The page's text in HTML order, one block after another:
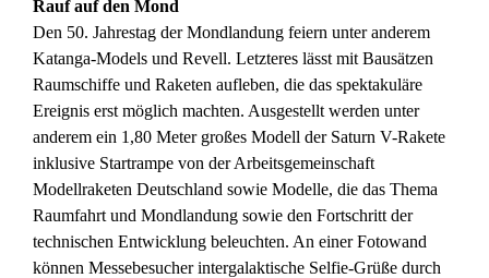
Rauf auf den Mond
Den 50. Jahrestag der Mondlandung feiern unter anderem
Katanga-Models und Revell. Letzteres lässt mit Bausätzen
Raumschiffe und Raketen aufleben, die das spektakuläre
Ereignis erst möglich machten. Ausgestellt werden unter
anderem ein 1,80 Meter großes Modell der Saturn V-Rakete
inklusive Startrampe von der Arbeitsgemeinschaft
Modellraketen Deutschland sowie Modelle, die das Thema
Raumfahrt und Mondlandung sowie den Fortschritt der
technischen Entwicklung beleuchten. An einer Fotowand
können Messebesucher intergalaktische Selfie-Grüße durch